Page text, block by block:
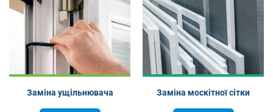
Заміна ущільнювача Заміна москітної сітки